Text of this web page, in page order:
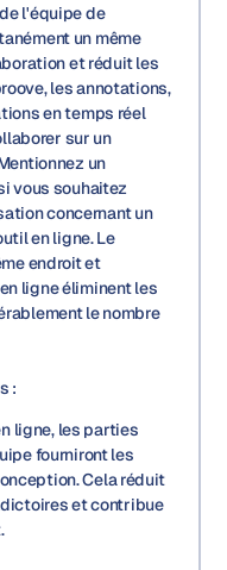
l'équipe de
un même
et réduit les
les annotations,
en temps réel
sur un
un
vous souhaitez
concernant un
en ligne. Le
endroit et
ligne éliminent les
le nombre
:
ligne, les parties
fourniront les
Cela réduit
et contribue